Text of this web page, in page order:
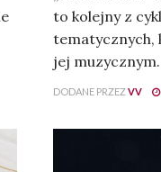
to kolejny z
tematycznych,
jej
DODANE PRZEZVV